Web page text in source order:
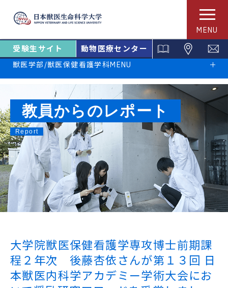
MENU
受験生サイト 動物医療センター
教員からのレポート
Report
獣医学部/獣医保健看護学科MENU
大学院獣医保健看護学専攻博士前期課
程２年次 後藤杏依さんが第１３回 日
本獣医内科学アカデミー学術大会にお